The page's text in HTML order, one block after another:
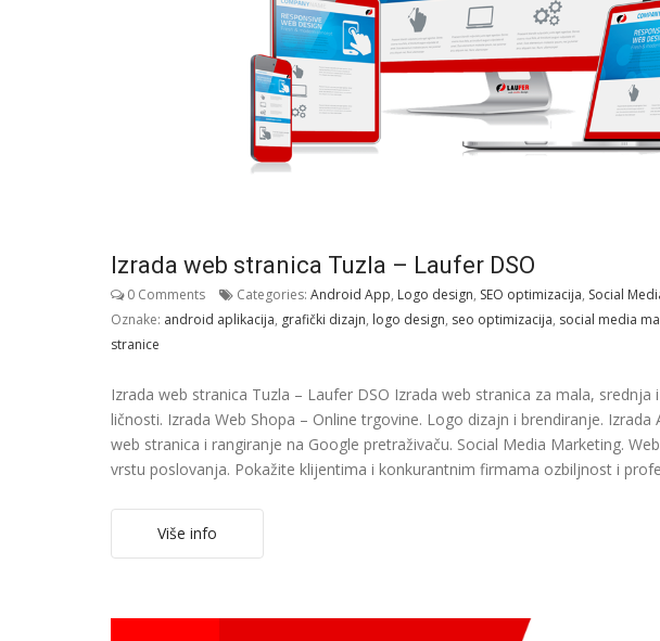
Izrada web stranica Tuzla – Laufer DSO
0 Comments Categories: Android App, Logo design, SEO optimizacija, Social
Oznake: android aplikacija, grafički dizajn, logo design, seo optimizacija, social media
stranice
Izrada web stranica Tuzla – Laufer DSO Izrada web stranica za mala, srednja
ličnosti. Izrada Web Shopa – Online trgovine. Logo dizajn i brendiranje. Izrada
web stranica i rangiranje na Google pretraživaču. Social Media Marketing.
vrstu poslovanja. Pokažite klijentima i konkurantnim firmama ozbiljnost i
Više info